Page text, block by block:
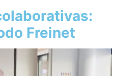
Freinet